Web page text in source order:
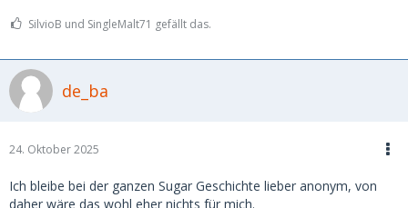
SilvioB und SingleMalt71 gefällt das.
de_ba
24. Oktober 2025
Ich bleibe bei der ganzen Sugar Geschichte lieber anonym, von
daher wäre das wohl eher nichts für mich.